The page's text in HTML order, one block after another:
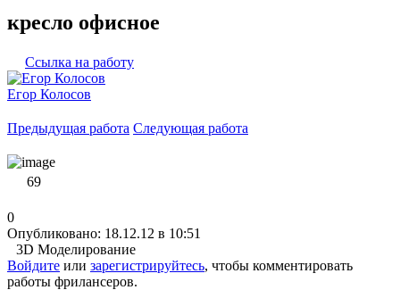
кресло офисное
Ссылка на работу
Егор Колосов
Предыдущая работа Следующая работа
69
0
Опубликовано: 18.12.12 в 10:51
3D Моделирование
Войдите или зарегистрируйтесь, чтобы комментировать
работы фрилансеров.